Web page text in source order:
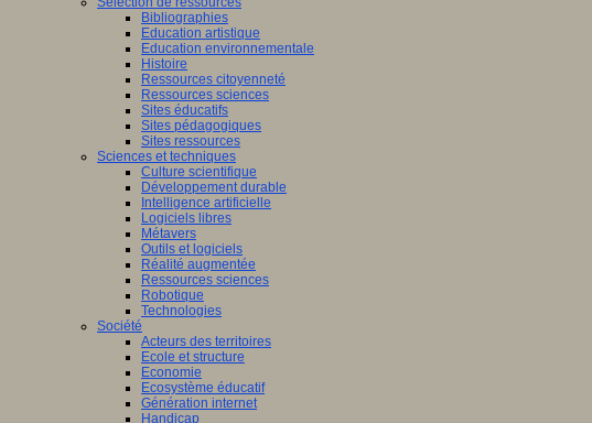
Bibliographies
Education artistique
Education environnementale
Histoire
Ressources citoyenneté
Ressources sciences
Sites éducatifs
Sites pédagogiques
Sites ressources
Sciences et techniques
Culture scientifique
Développement durable
Intelligence artificielle
Logiciels libres
Métavers
Outils et logiciels
Réalité augmentée
Ressources sciences
Robotique
Technologies
Société
Acteurs des territoires
Ecole et structure
Economie
Ecosystème éducatif
Génération internet
Handicap